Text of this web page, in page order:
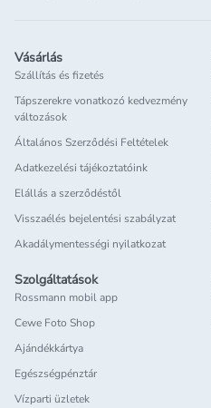
Vásárlás
Szállítás és fizetés
Tápszerekre vonatkozó kedvezmény
változások
Általános Szerződési Feltételek
Adatkezelési tájékoztatóink
Elállás a szerződéstől
Visszaélés bejelentési szabályzat
Akadálymentességi nyilatkozat
Szolgáltatások
Rossmann mobil app
Cewe Foto Shop
Ajándékkártya
Egészségpénztár
Vízparti üzletek